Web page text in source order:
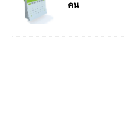
คน